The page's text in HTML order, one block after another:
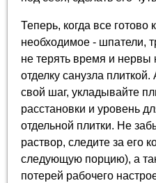
Теперь, когда все
необходимое - шпатели,
не терять время и нервы
отделку санузла
свой шаг, укладывайте
расстановки и уровень
отдельной плитки. Не
раствор, следите за его
следующую порцию), а
потерей рабочего